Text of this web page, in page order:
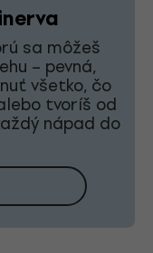
sa môžeš
– pevná,
všetko, čo
tvoríš od
nápad do